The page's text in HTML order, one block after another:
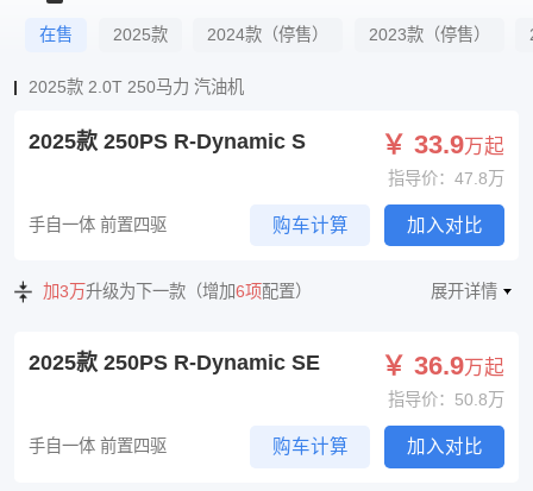
在售 2025款 2024款（停售） 2023款（停售）
2025款 2.0T 250马力 汽油机
2025款 250PS R-Dynamic S ￥ 33.9万起
指导价：47.8万
手自一体 前置四驱 购车计算 加入对比
加3万升级为下一款（增加6项配置） 展开详情
2025款 250PS R-Dynamic SE ￥ 36.9万起
指导价：50.8万
手自一体 前置四驱 购车计算 加入对比